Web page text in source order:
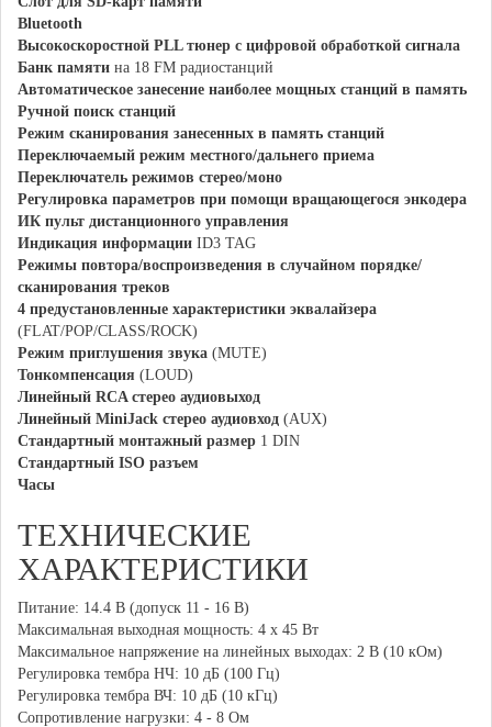
Bluetooth
Высокоскоростной PLL тюнер с цифровой обработкой сигнала
Банк памяти на 18 FM радиостанций
Автоматическое занесение наиболее мощных станций в память
Ручной поиск станций
Режим сканирования занесенных в память станций
Переключаемый режим местного/дальнего приема
Переключатель режимов стерео/моно
Регулировка параметров при помощи вращающегося энкодера
ИК пульт дистанционного управления
Индикация информации ID3 TAG
Режимы повтора/воспроизведения в случайном порядке/
сканирования треков
4 предустановленные характеристики эквалайзера
(FLAT/POP/CLASS/ROCK)
Режим приглушения звука (MUTE)
Тонкомпенсация (LOUD)
Линейный RCA стерео аудиовыход
Линейный MiniJack стерео аудиовход (AUX)
Стандартный монтажный размер 1 DIN
Стандартный ISO разъем
Часы
ТЕХНИЧЕСКИЕ
ХАРАКТЕРИСТИКИ
Питание: 14.4 В (допуск 11 - 16 В)
Максимальная выходная мощность: 4 х 45 Вт
Максимальное напряжение на линейных выходах: 2 В (10 кОм)
Регулировка тембра НЧ: 10 дБ (100 Гц)
Регулировка тембра ВЧ: 10 дБ (10 кГц)
Сопротивление нагрузки: 4 - 8 Ом